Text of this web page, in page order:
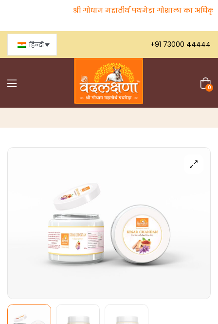
श्री गोधाम महातीर्थ पथमेड़ा गोशाला का
हिन्दी +91 73000 44444
0